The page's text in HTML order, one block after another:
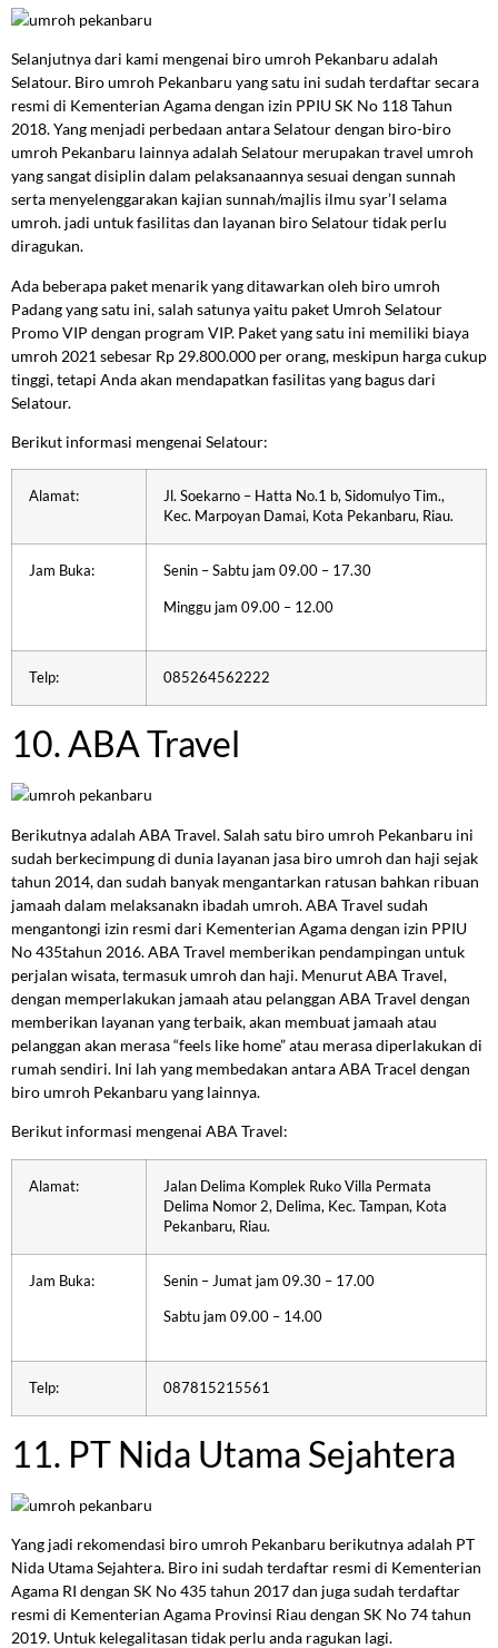
Selanjutnya dari kami mengenai biro umroh Pekanbaru adalah
Selatour. Biro umroh Pekanbaru yang satu ini sudah terdaftar secara
resmi di Kementerian Agama dengan izin PPIU SK No 118 Tahun
2018. Yang menjadi perbedaan antara Selatour dengan biro-biro
umroh Pekanbaru lainnya adalah Selatour merupakan travel umroh
yang sangat disiplin dalam pelaksanaannya sesuai dengan sunnah
serta menyelenggarakan kajian sunnah/majlis ilmu syar’I selama
umroh. jadi untuk fasilitas dan layanan biro Selatour tidak perlu
diragukan.
Ada beberapa paket menarik yang ditawarkan oleh biro umroh
Padang yang satu ini, salah satunya yaitu paket Umroh Selatour
Promo VIP dengan program VIP. Paket yang satu ini memiliki biaya
umroh 2021 sebesar Rp 29.800.000 per orang, meskipun harga cukup
tinggi, tetapi Anda akan mendapatkan fasilitas yang bagus dari
Selatour.
Berikut informasi mengenai Selatour:
Alamat:
Jl. Soekarno – Hatta No.1 b, Sidomulyo Tim.,
Kec. Marpoyan Damai, Kota Pekanbaru, Riau.
Jam Buka: Senin – Sabtu jam 09.00 – 17.30
Minggu jam 09.00 – 12.00
Telp: 085264562222
10. ABA Travel
Berikutnya adalah ABA Travel. Salah satu biro umroh Pekanbaru ini
sudah berkecimpung di dunia layanan jasa biro umroh dan haji sejak
tahun 2014, dan sudah banyak mengantarkan ratusan bahkan ribuan
jamaah dalam melaksanakn ibadah umroh. ABA Travel sudah
mengantongi izin resmi dari Kementerian Agama dengan izin PPIU
No 435tahun 2016. ABA Travel memberikan pendampingan untuk
perjalan wisata, termasuk umroh dan haji. Menurut ABA Travel,
dengan memperlakukan jamaah atau pelanggan ABA Travel dengan
memberikan layanan yang terbaik, akan membuat jamaah atau
pelanggan akan merasa “feels like home” atau merasa diperlakukan di
rumah sendiri. Ini lah yang membedakan antara ABA Tracel dengan
biro umroh Pekanbaru yang lainnya.
Berikut informasi mengenai ABA Travel:
Alamat:
Jalan Delima Komplek Ruko Villa Permata
Delima Nomor 2, Delima, Kec. Tampan, Kota
Pekanbaru, Riau.
Jam Buka: Senin – Jumat jam 09.30 – 17.00
Sabtu jam 09.00 – 14.00
Telp: 087815215561
11. PT Nida Utama Sejahtera
Yang jadi rekomendasi biro umroh Pekanbaru berikutnya adalah PT
Nida Utama Sejahtera. Biro ini sudah terdaftar resmi di Kementerian
Agama RI dengan SK No 435 tahun 2017 dan juga sudah terdaftar
resmi di Kementerian Agama Provinsi Riau dengan SK No 74 tahun
2019. Untuk kelegalitasan tidak perlu anda ragukan lagi.